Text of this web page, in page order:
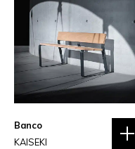
Banco
KAISEKI